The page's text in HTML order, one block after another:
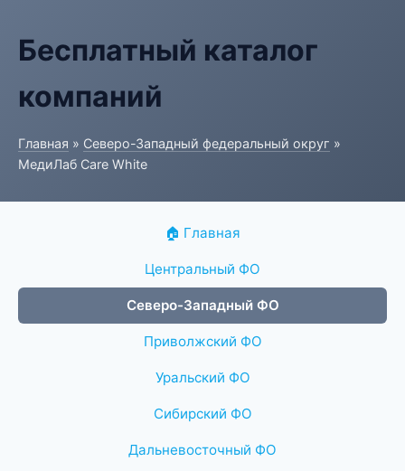
Бесплатный каталог
компаний
Главная » Северо-Западный федеральный округ »
МедиЛаб Care White
🏠 Главная
Центральный ФО
Северо-Западный ФО
Приволжский ФО
Уральский ФО
Сибирский ФО
Дальневосточный ФО